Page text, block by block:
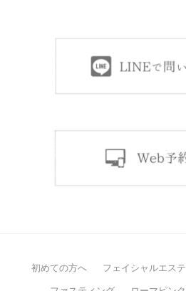
初めての方へ フェイシャルエステ